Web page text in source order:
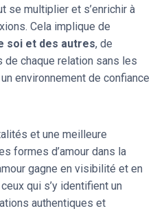
se multiplier et s’enrichir à
Cela implique de
soi et des autres, de
chaque relation sans les
environnement de confiance
et une meilleure
formes d’amour dans la
gagne en visibilité et en
qui s’y identifient un
authentiques et